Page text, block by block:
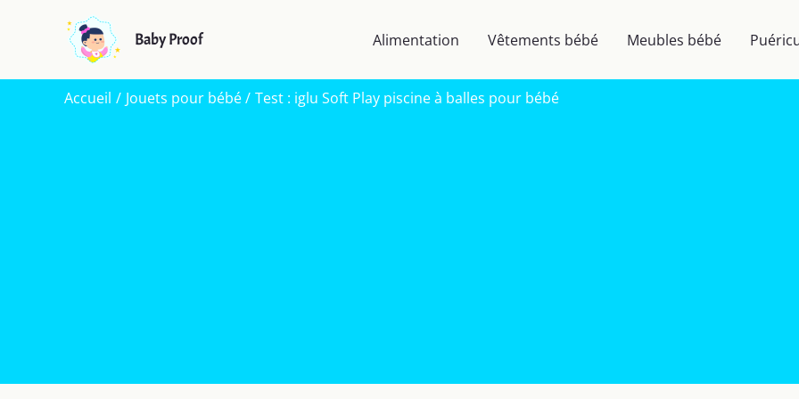
Baby Proof Alimentation Vêtements bébé Meubles bébé
Accueil Jouets pour bébé Test : iglu Soft Play piscine à balles pour bébé